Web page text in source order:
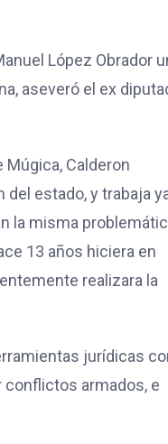
López Obrador
aseveró el ex
Calderon
estado, y trabaja
la misma
13 años hiciera en
realizara la
jurídicas
conflictos armados, e